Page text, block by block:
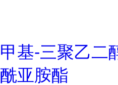
甲基-三聚乙二
酰亚胺酯